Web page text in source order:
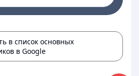
в список основных
в Google